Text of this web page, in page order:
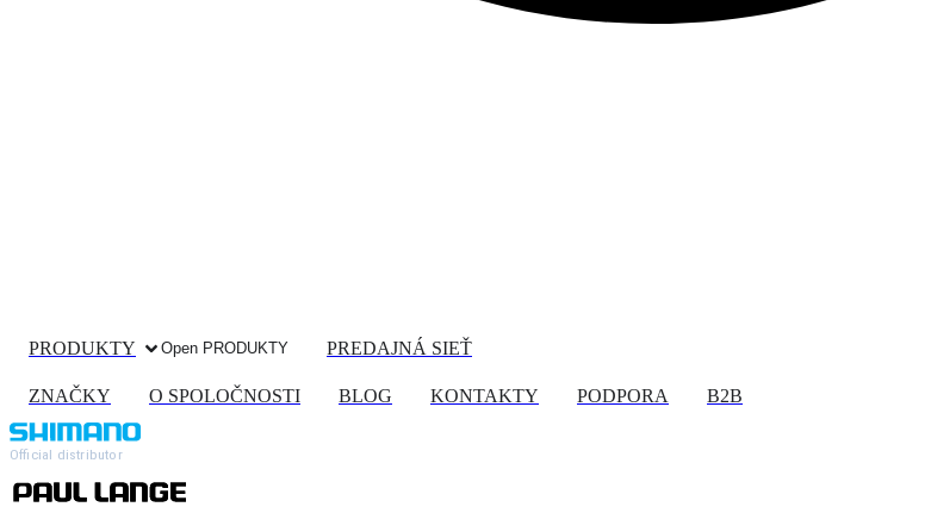
PRODUKTY Open PRODUKTY PREDAJNÁ SIEŤ
ZNAČKY O SPOLOČNOSTI BLOG KONTAKTY PODPORA B2B
Official distributor